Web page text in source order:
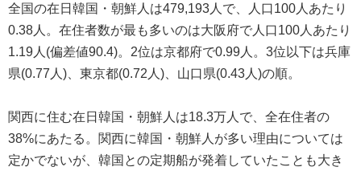
全国の在日韓国・朝鮮人は479,193人で、人口100人あたり
0.38人。在住者数が最も多いのは大阪府で人口100人あたり
1.19人(偏差値90.4)。2位は京都府で0.99人。3位以下は兵庫
県(0.77人)、東京都(0.72人)、山口県(0.43人)の順。
関西に住む在日韓国・朝鮮人は18.3万人で、全在住者の
38%にあたる。関西に韓国・朝鮮人が多い理由については
定かでないが、韓国との定期船が発着していたことも大き